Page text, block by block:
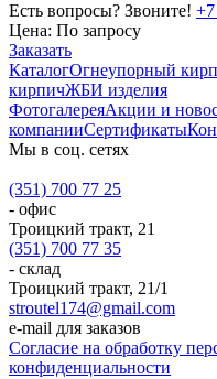
Есть вопросы? Звоните!
Цена: По запросу
Заказать
КаталогОгнеупорный
кирпичЖБИ изделия
ФотогалереяАкции и
компанииСертификаты
Мы в соц. сетях
(351) 700 77 25
- офис
Троицкий тракт, 21
(351) 700 77 35
- склад
Троицкий тракт, 21/1
stroutel174@gmail.com
e-mail для заказов
Согласие на обработку
конфиденциальности